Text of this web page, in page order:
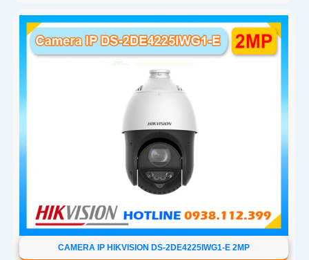
CAMERA IP HIKVISION DS-2DE4225IWG1-E 2MP